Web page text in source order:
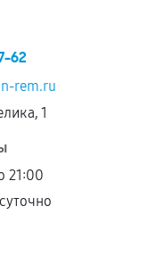
62
rem.ru
1
21:00